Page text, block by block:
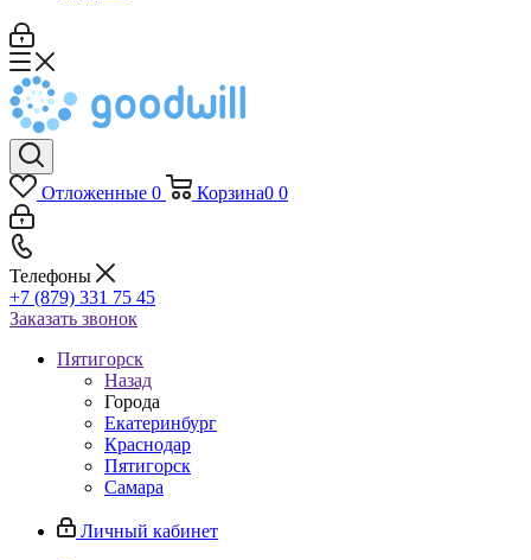
Отложенные 0 Корзина0 0
Телефоны
+7 (879) 331 75 45
Заказать звонок
Пятигорск
Назад
Города
Екатеринбург
Краснодар
Пятигорск
Самара
Личный кабинет